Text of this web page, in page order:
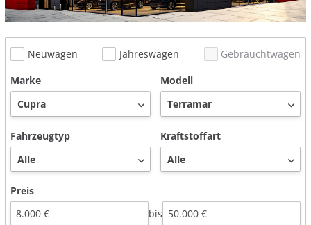
Neuwagen Jahreswagen
Gebrauchtwagen
Marke
Modell
Fahrzeugtyp Kraftstoffart
Preis
bis